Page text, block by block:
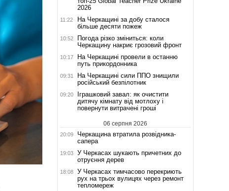
2026
11:22
На Черкащині за добу сталося
більше десяти пожеж
10:52
Погода різко зміниться: коли
Черкащину накриє грозовий фронт
10:17
На Черкащині провели в останню
путь прикордонника
09:31
На Черкащині сили ППО знищили
російський безпілотник
09:20
Іграшковий завал: як очистити
дитячу кімнату від мотлоху і
повернути витрачені гроші
06 серпня 2026
20:09
Черкащина втратила розвідника-
сапера
19:03
У Черкасах шукають причетних до
отруєння дерев
18:08
У Черкасах тимчасово перекриють
рух на трьох вулицях через ремонт
тепломереж